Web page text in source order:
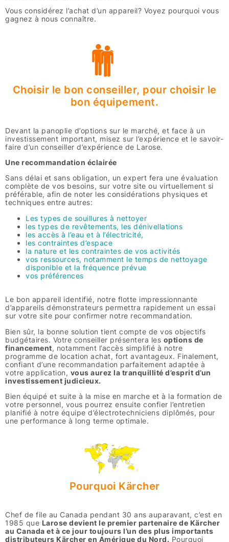
Vous considérez l’achat d’un appareil? Voyez pourquoi vous
gagnez à nous connaître.
Choisir le bon conseiller, pour choisir le
bon équipement.
Devant la panoplie d’options sur le marché, et face à un
investissement important, misez sur l’expérience et le savoir-
faire d’un conseiller d’expérience de Larose.
Une recommandation éclairée
Sans délai et sans obligation, un expert fera une évaluation
complète de vos besoins, sur votre site ou virtuellement si
préférable, afin de noter les considérations physiques et
techniques entre autres:
Les types de souillures à nettoyer
les types de revêtements, les dénivellations
les accès à l’eau et à l’électricité,
les contraintes d’espace
la nature et les contraintes de vos activités
vos ressources, notamment le temps de nettoyage
disponible et la fréquence prévue
vos préférences
Le bon appareil identifié, notre flotte impressionnante
d’appareils démonstrateurs permettra rapidement un essai
sur votre site pour confirmer notre recommandation.
Bien sûr, la bonne solution tient compte de vos objectifs
budgétaires. Votre conseiller présentera les options de
financement, notamment l’accès simplifié à notre
programme de location achat, fort avantageux. Finalement,
confiant d’une recommandation parfaitement adaptée à
votre application, vous aurez la tranquillité d’esprit d’un
investissement judicieux.
Bien équipé et suite à la mise en marche et à la formation de
votre personnel, vous pourrez ensuite confier l’entretien
planifié à notre équipe d’électrotechniciens diplômés, pour
une performance à long terme optimale.
Pourquoi Kärcher
Chef de file au Canada pendant 30 ans auparavant, c’est en
1985 que Larose devient le premier partenaire de Kärcher
au Canada et à ce jour toujours l’un des plus importants
distributeurs Kärcher en Amérique du Nord. Pourquoi